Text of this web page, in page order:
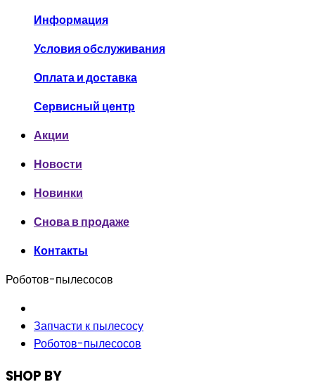
Информация
Условия обслуживания
Оплата и доставка
Сервисный центр
Акции
Новости
Новинки
Снова в продаже
Контакты
Роботов-пылесосов
Запчасти к пылесосу
Роботов-пылесосов
SHOP BY